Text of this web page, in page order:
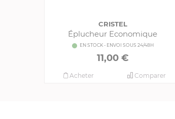
CRISTEL
Éplucheur Economique
EN STOCK - ENVOI SOUS 24/48H
11,00 €
Comparer
Acheter